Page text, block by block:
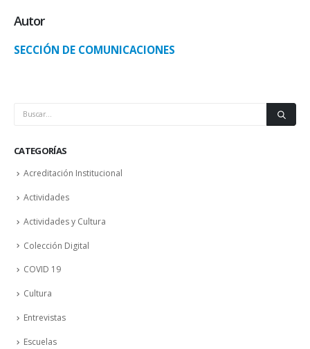
Autor
SECCIÓN DE COMUNICACIONES
CATEGORÍAS
Acreditación Institucional
Actividades
Actividades y Cultura
Colección Digital
COVID 19
Cultura
Entrevistas
Escuelas